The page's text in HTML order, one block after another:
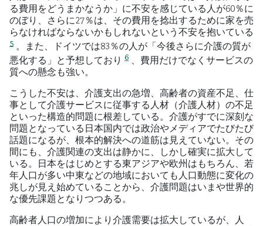
る費用をどうまかなうか」に不安を感じている人が60％に
のぼり、さらに27％は、その費用を捻出するために家を売
らなければならないかもしれないという不安を抱いている
5 。また、ドイツでは83％の人が「今後さらに介護の質が
悪化する」と予想しており 6
、費用だけでなくサービスの
質への懸念も強い。
こうした不安は、介護支出の急増、高齢者の資産不足、仕
事として介護サービスに従事する人材（介護人材）の不足
といった構造的問題に根差している。介護がすでに深刻な
問題となっている日本国内では政治やメディアでたびたび
話題になるが、根本的解決への道筋は見えていない。その
間にも、介護関連の支出は静かに、しかし確実に拡大して
いる。日本をはじめとする東アジアや欧州はもちろん、若
年人口が多い中東などの地域においても人口動態に変化の
兆しが見え始めていることから、介護問題はいまや世界的
な優先課題となりつつある。
高齢者人口の増加により介護需要は拡大しているが、人